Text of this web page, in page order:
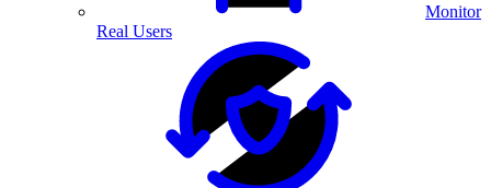
Monitor
Real Users